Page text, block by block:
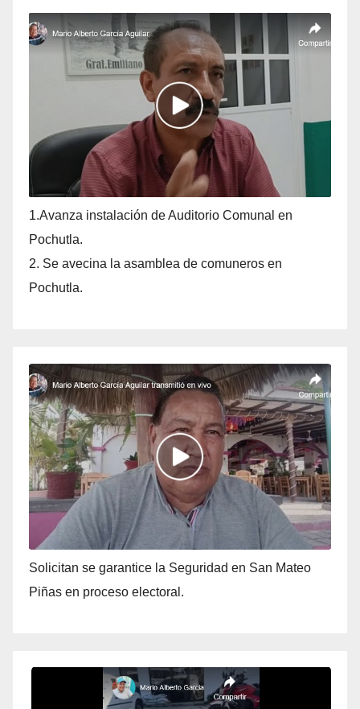
1.Avanza instalación de Auditorio Comunal en
Pochutla.
2. Se avecina la asamblea de comuneros en
Pochutla.
Solicitan se garantice la Seguridad en San Mateo
Piñas en proceso electoral.